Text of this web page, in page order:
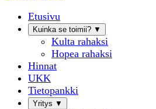
Etusivu
Kuinka se toimii? ▼
Kulta rahaksi
Hopea rahaksi
Hinnat
UKK
Tietopankki
Yritys ▼